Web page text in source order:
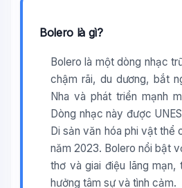
Bolero là gì?
Bolero là một dòng nhạc
chậm rãi, du dương, bắt
Nha và phát triển mạnh
Dòng nhạc này được
Di sản văn hóa phi vật thể
năm 2023. Bolero nổi bật
thơ và giai điệu lãng mạn,
hưởng tâm sự và tình cảm.